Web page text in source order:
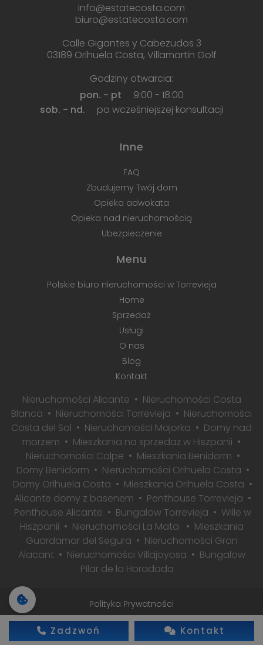
info@estatecosta.com
biuro@estatecosta.com
Calle Gigantes y Cabezudos 3
03189 Orihuela Costa, Villamartin Golf
Godziny otwarcia:
pon. - pt
9:00 - 18:00
sob. - nd.
po wcześniejszej konsultacji
Inne
FAQ
Zbudujemy Twój dom
Opieka adwokata
Opieka nad nieruchomością
Ubezpieczenie
Menu
Polskie biuro nieruchomości w Torrevieja
Home
Sprzedaż
Usługi
O nas
Blog
Kontakt
Nieruchomości Alicante
Nieruchomości Costa
Blanca
Nieruchomości Torrevieja
Nieruchomości
Costa del Sol
Nieruchomości Majorka
Domy nad
morzem
Mieszkania na sprzedaż w Hiszpanii
Nieruchomości Calpe
Mieszkania Benidorm
Domy Benidorm
Nieruchomości Orihuela Costa
Domy Orihuela Costa
Mieszkania Orihuela Costa
Alicante domy z basenem
Penthouse Torrevieja
Penthouse Alicante
Bungalow Torrevieja
Wille w
Hiszpanii
Nieruchomości La Mata
Mieszkania
Guardamar del Segura
Nieruchomości Gran
Alacant
Nieruchomości Villajoyosa
Bungalow
Pilar de la Horadada
Polityka Prywatności
2026 © Wszelkie prawa zastrzeżone
Realizacja:
Zadzwoń Kontakt